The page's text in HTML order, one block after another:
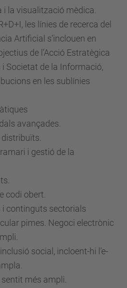
la visualització mèdica.
les línies de recerca del
Artificial s’inclouen en
de l’Acció Estratègica
Societat de la Informació,
en les sublínies
avançades.
i gestió de la
codi obert.
i continguts sectorials
pimes. Negoci electrònic
social, incloent-hi l’e-
més ampli.